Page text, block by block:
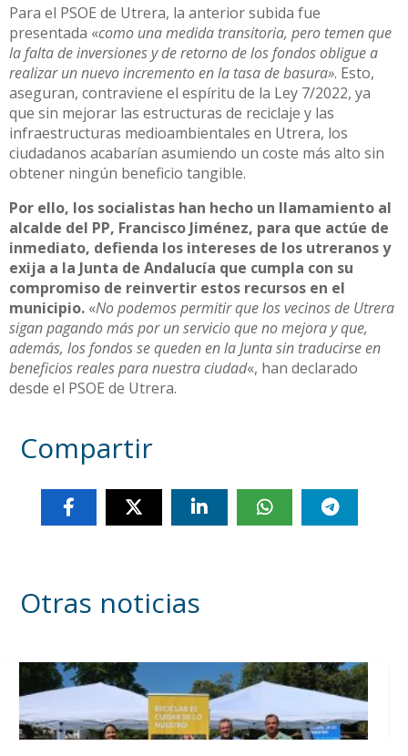
Para el PSOE de Utrera, la anterior subida fue
presentada «como una medida transitoria, pero temen que
la falta de inversiones y de retorno de los fondos obligue a
realizar un nuevo incremento en la tasa de basura». Esto,
aseguran, contraviene el espíritu de la Ley 7/2022, ya
que sin mejorar las estructuras de reciclaje y las
infraestructuras medioambientales en Utrera, los
ciudadanos acabarían asumiendo un coste más alto sin
obtener ningún beneficio tangible.
Por ello, los socialistas han hecho un llamamiento al
alcalde del PP, Francisco Jiménez, para que actúe de
inmediato, defienda los intereses de los utreranos y
exija a la Junta de Andalucía que cumpla con su
compromiso de reinvertir estos recursos en el
municipio. «No podemos permitir que los vecinos de Utrera
sigan pagando más por un servicio que no mejora y que,
además, los fondos se queden en la Junta sin traducirse en
beneficios reales para nuestra ciudad«, han declarado
desde el PSOE de Utrera.
Compartir
Otras noticias